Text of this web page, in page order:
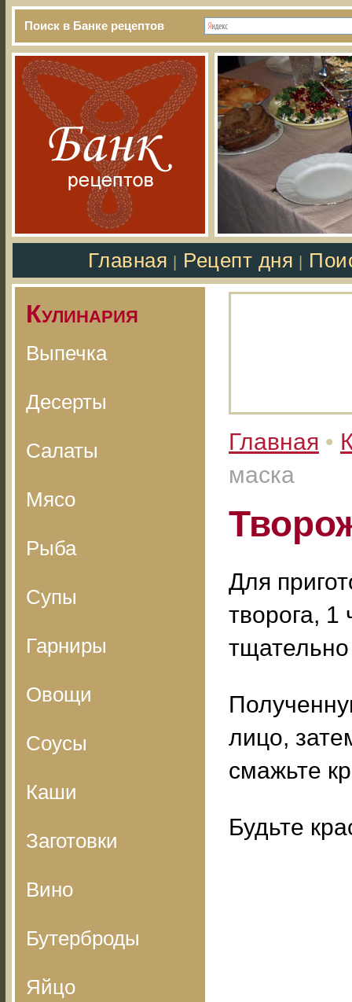
Поиск в Банке рецептов
Главная Рецепт дня
Кулинария
Выпечка
Десерты
Салаты
Мясо
Рыба
Супы
Гарниры
Овощи
Соусы
Каши
Заготовки
Вино
Бутерброды
Яйцо
Главная •
маска
Для
творога, 1
лицо,
смажьте
Будьте